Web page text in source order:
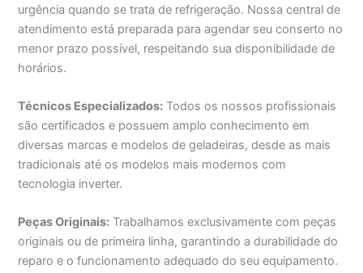
urgência quando se trata de refrigeração. Nossa central de
atendimento está preparada para agendar seu conserto no
menor prazo possível, respeitando sua disponibilidade de
horários.
Técnicos Especializados: Todos os nossos profissionais
são certificados e possuem amplo conhecimento em
diversas marcas e modelos de geladeiras, desde as mais
tradicionais até os modelos mais modernos com
tecnologia inverter.
Peças Originais: Trabalhamos exclusivamente com peças
originais ou de primeira linha, garantindo a durabilidade do
reparo e o funcionamento adequado do seu equipamento.